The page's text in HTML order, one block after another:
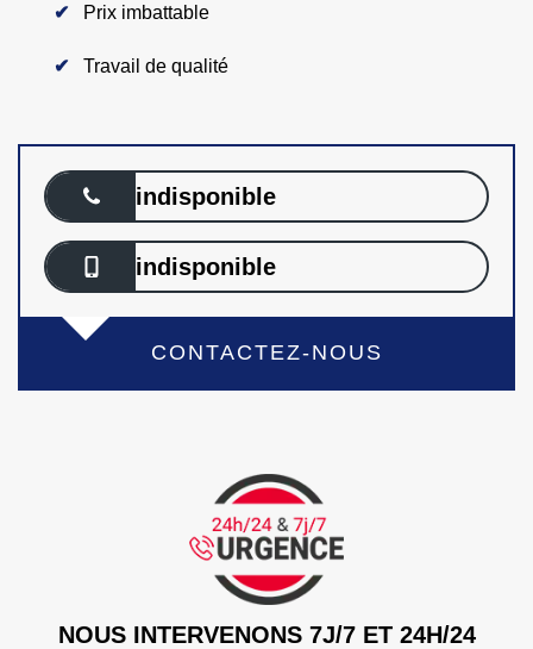
Prix imbattable
Travail de qualité
indisponible
indisponible
CONTACTEZ-NOUS
NOUS INTERVENONS 7J/7 ET 24H/24